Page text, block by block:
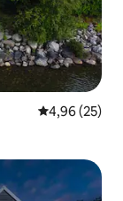
4,96 de uma
4,96 (25)